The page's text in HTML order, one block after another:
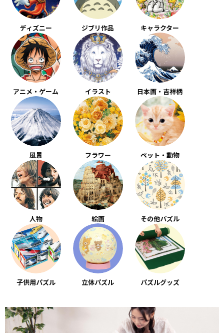
ディズニー ジブリ作品 キャラクター
アニメ・ゲーム イラスト 日本画・吉祥柄
風景 フラワー ペット・動物
人物 絵画 その他パズル
子供用パズル 立体パズル パズルグッズ